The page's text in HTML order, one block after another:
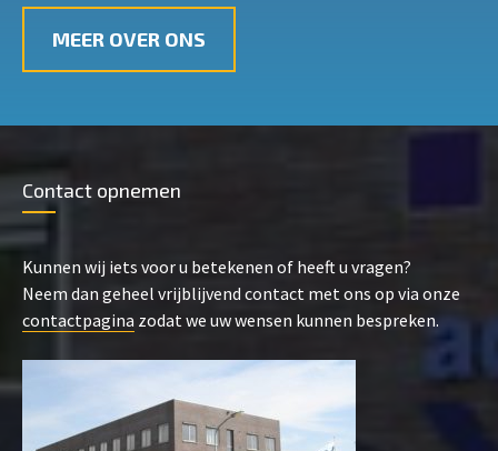
MEER OVER ONS
Contact opnemen
Kunnen wij iets voor u betekenen of heeft u vragen?
Neem dan geheel vrijblijvend contact met ons op via onze
contactpagina zodat we uw wensen kunnen bespreken.